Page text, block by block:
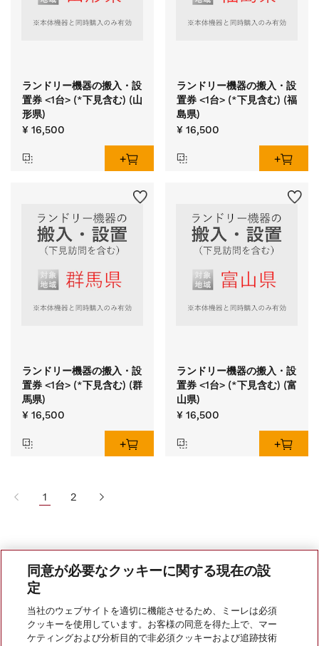
ランドリー機器の搬入・設
置券 <1台> (*下見含む) (山
形県)
¥ 16,500
ランドリー機器の搬入・設
置券 <1台> (*下見含む) (福
島県)
¥ 16,500
ランドリー機器の搬入・設
置券 <1台> (*下見含む) (群
馬県)
¥ 16,500
ランドリー機器の搬入・設
置券 <1台> (*下見含む) (富
山県)
¥ 16,500
1 2
会社案内
同意が必要なクッキーに関する現在の設
定
当社のウェブサイトを適切に機能させるため、ミーレは必須
クッキーを使用しています。お客様の同意を得た上で、マー
ケティングおよび分析目的で非必須クッキーおよび追跡技術